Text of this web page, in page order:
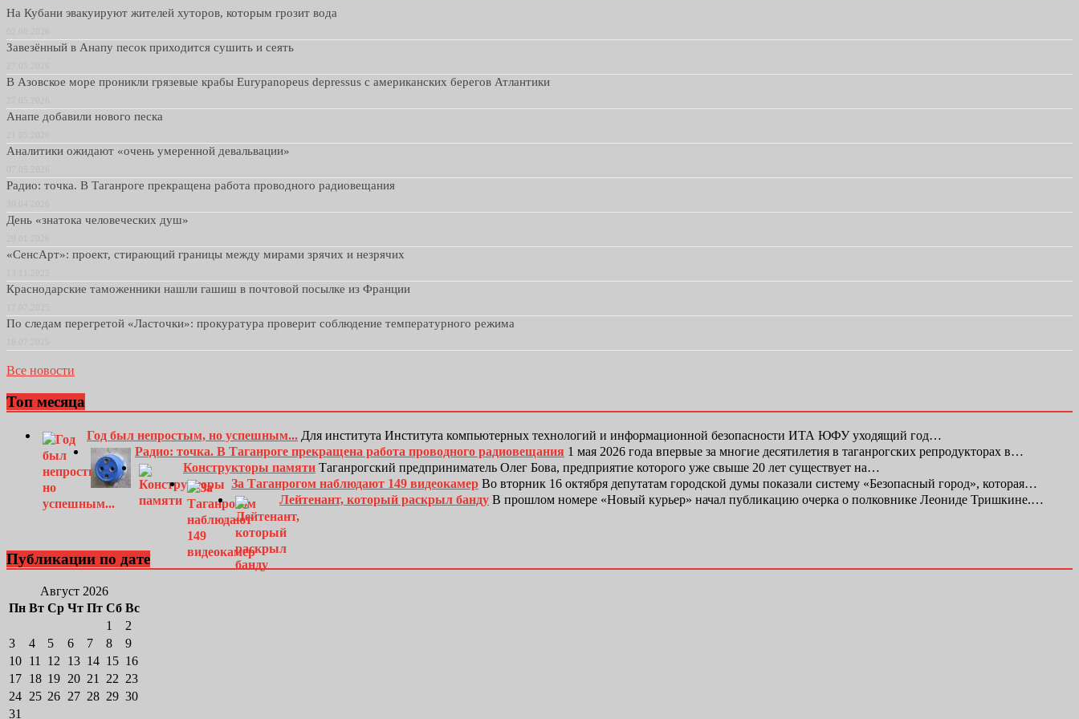
На Кубани эвакуируют жителей хуторов, которым грозит вода
Завезённый в Анапу песок приходится сушить и сеять
В Азовское море проникли грязевые крабы Eurypanopeus depressus с американских берегов Атлантики
Анапе добавили нового песка
Аналитики ожидают «очень умеренной девальвации»
Радио: точка. В Таганроге прекращена работа проводного радиовещания
День «знатока человеческих душ»
«СенсАрт»: проект, стирающий границы между мирами зрячих и незрячих
Краснодарские таможенники нашли гашиш в почтовой посылке из Франции
По следам перегретой «Ласточки»: прокуратура проверит соблюдение температурного режима
Все новости
Топ месяца
Год был непростым, но успешным... Для института Института компьютерных технологий и информационной безопасности ИТА ЮФУ уходящий год…
Радио: точка. В Таганроге прекращена работа проводного радиовещания 1 мая 2026 года впервые за многие десятилетия в таганрогских репродукторах в…
Конструкторы памяти Таганрогский предприниматель Олег Бова, предприятие которого уже свыше 20 лет существует на…
За Таганрогом наблюдают 149 видеокамер Во вторник 16 октября депутатам городской думы показали систему «Безопасный город», которая…
Лейтенант, который раскрыл банду В прошлом номере «Новый курьер» начал публикацию очерка о полковнике Леониде Тришкине.…
Публикации по дате
Август 2026
Пн Вт Ср Чт Пт Сб Вс
1
2
3
4 5 6 7 8
9
10 11 12 13 14 15 16
17 18 19 20 21 22 23
24 25 26 27 28 29 30
31